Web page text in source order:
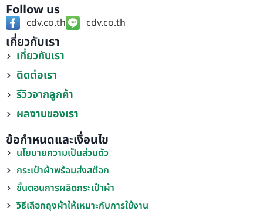
Follow us
cdv.co.th cdv.co.th
เกี่ยวกับเรา
เกี่ยวกับเรา
ติดต่อเรา
รีวิวจากลูกค้า
ผลงานของเรา
ข้อกำหนดและเงื่อนไข
นโยบายความเป็นส่วนตัว
กระเป๋าผ้าพร้อมส่งสต๊อก
ขั้นตอนการผลิตกระเป๋าผ้า
วิธีเลือกถุงผ้าให้เหมาะกับการใช้งาน